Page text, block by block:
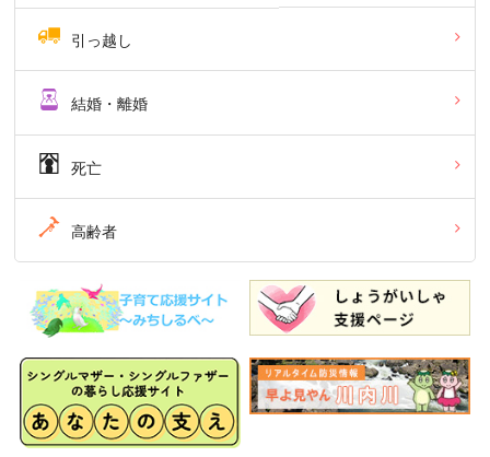
引っ越し
結婚・離婚
死亡
高齢者